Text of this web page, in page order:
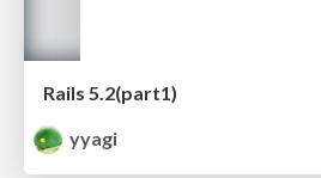
Rails 5.2(part1)
yyagi